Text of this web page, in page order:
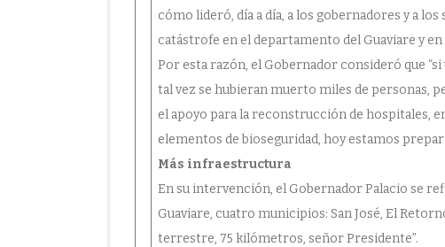
cómo lideró, día a día, a los gobernadores y a
catástrofe en el departamento del Guaviare y en
Por esta razón, el Gobernador consideró que
tal vez se hubieran muerto miles de personas,
el apoyo para la reconstrucción de hospitales,
elementos de bioseguridad, hoy estamos
Más infraestructura
En su intervención, el Gobernador Palacio se
Guaviare, cuatro municipios: San José, El
terrestre, 75 kilómetros, señor Presidente”.